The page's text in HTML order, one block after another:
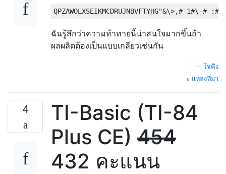
ฉันรู้สึกว่าความท้าทายนี้น่าสนใจมากขึ้นถ้า
ผลผลิตต้องเป็นแบบเกลียวเช่นกัน
โจคิง
แหล่งที่มา
4
TI-Basic (TI-84
Plus CE) 454
432 คะแนน